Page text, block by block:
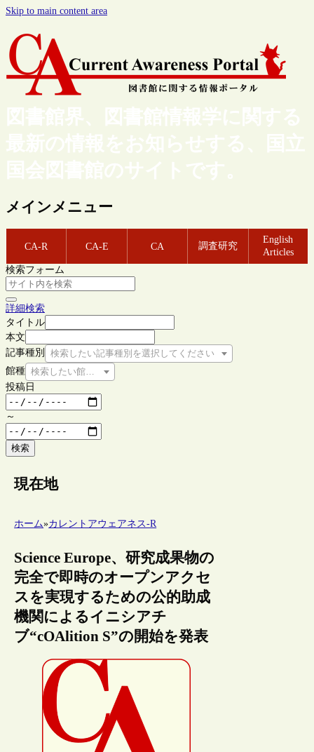
Skip to main content area
図書館界、図書館情報学に関する
最新の情報をお知らせする、国立
国会図書館のサイトです。
メインメニュー
CA-R CA-E CA 調査研究
English
Articles
検索フォーム
詳細検索
タイトル
本文
記事種別
検索したい記事種別を選択してください
館種 検索したい館種を選択してください
投稿日
～
検索
現在地
ホーム»カレントアウェアネス-R
Science Europe、研究成果物の
完全で即時のオープンアクセ
スを実現するための公的助成
機関によるイニシアチ
ブ“cOAlition S”の開始を発表